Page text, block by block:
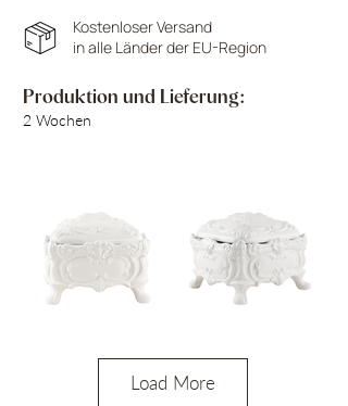
Kostenloser Versand
in alle Länder der EU-Region
Produktion und Lieferung:
2 Wochen
Load More